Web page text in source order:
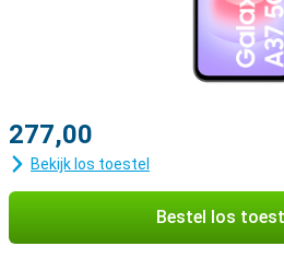
277,00
Bekijk los toestel
Bestel los